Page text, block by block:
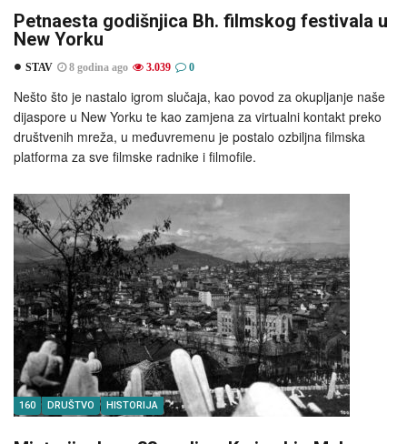
Petnaesta godišnjica Bh. filmskog festivala u
New Yorku
STAV 8 godina ago 3.039 0
Nešto što je nastalo igrom slučaja, kao povod za okupljanje naše
dijaspore u New Yorku te kao zamjena za virtualni kontakt preko
društvenih mreža, u međuvremenu je postalo ozbiljna filmska
platforma za sve filmske radnike i filmofile.
160 DRUŠTVO HISTORIJA